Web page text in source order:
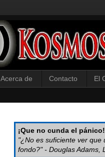
Acerca de Contacto El
¡Que no cunda el pánico!
"¿No es suficiente ver
fondo?" - Douglas Adams,